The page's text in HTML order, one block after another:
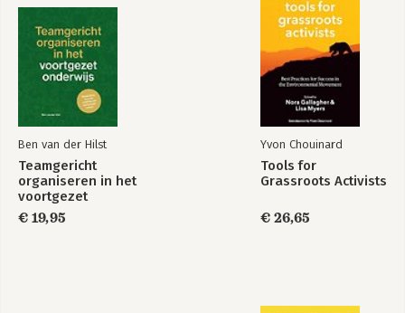
Ben van der Hilst
Teamgericht
organiseren in het
voortgezet
onderwijs
€ 19,95
Yvon Chouinard
Tools for
Grassroots Activists
€ 26,65